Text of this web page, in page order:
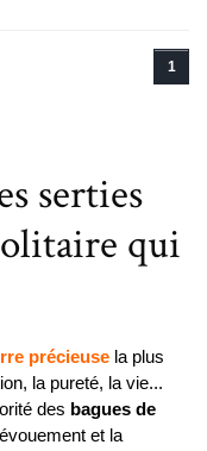
1
serties
qui
précieuse la plus
la pureté, la vie...
des bagues de
et la